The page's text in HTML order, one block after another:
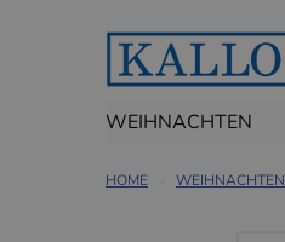
WEIHNACHTEN
HOME WEIHNACHTEN